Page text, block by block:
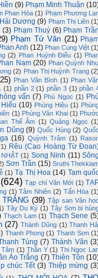
(9) Phạm Minh Thuận
Phan Hòa (1) Phạm Phương
Dương (9) Phạm Thị Liên
(3) Phạm Thuý (6) Phạm
Phạm Tử Văn (21)
Anh (12) Phan Cung Việt
(2) Phan Huỳnh Điểu (1)
Nam (20) Phan Quỳnh
(2) Phan Thị Huỳnh Trang
Phan Văn Bình (1) Phan
(1) phần 2 (1) phần 3 (1) phần
vấn (7) Phú Ngọc (1)
(10) Phùng Hiệu (1)
(1) Phùng Văn Khai (1)
Thế Âm (1) Quảng Ngọc
Dũng (9) Quốc Hùng (2)
(16) Quỳnh Trâm (1)
Rêu (Cao Hoàng Từ
(1) Song Ninh (11)
Sơn Trần (15) Sruthi
(1) Tạ Thị Hoa (14) Tam
(624) Tạp chí Văn Mới (1)
(1) Tâm Nhiên (2) Tấn Hòa
(39) Tập san Văn
Tây Du Ký (1) Tây Sơn bi
Thạch Lam (1) Thạch Sene
(27) Thành Dũng (1) Thanh
Thanh Phong (1) Thanh Sơn
Tùng (7) Thành Văn
Tâm (1) Thần Y (1) Thi Ngọc
Áo Trắng (7) Thiên Tôn
chúc Tết (3) Thiệp mừng